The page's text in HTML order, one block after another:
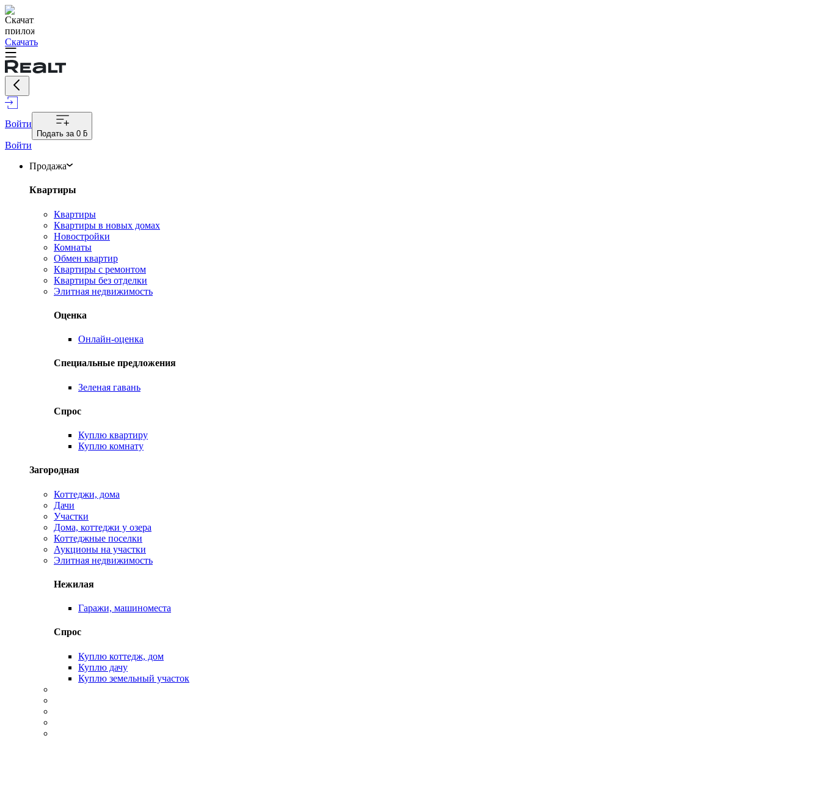
Скачать
Войти
Подать за 0 ƃ
Войти
Продажа
Квартиры
Квартиры
Квартиры в новых домах
Новостройки
Комнаты
Обмен квартир
Квартиры с ремонтом
Квартиры без отделки
Элитная недвижимость
Оценка
Онлайн-оценка
Специальные предложения
Зеленая гавань
Спрос
Куплю квартиру
Куплю комнату
Загородная
Коттеджи, дома
Дачи
Участки
Дома, коттеджи у озера
Коттеджные поселки
Аукционы на участки
Элитная недвижимость
Нежилая
Гаражи, машиноместа
Спрос
Куплю коттедж, дом
Куплю дачу
Куплю земельный участок